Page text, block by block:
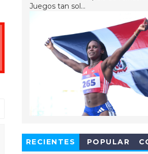
Juegos tan sol...
RECIENTES POPULAR